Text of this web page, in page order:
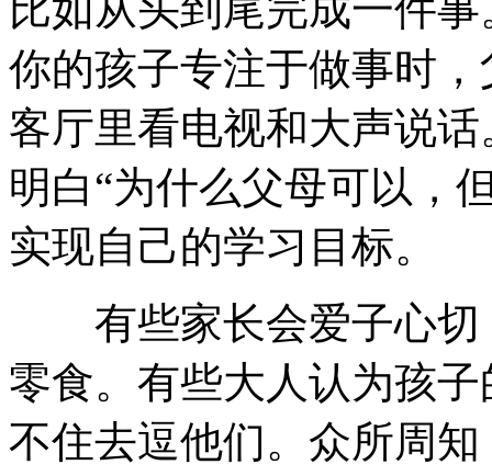
比如从头到尾完成一件
你的孩子专注于做事时
客厅里看电视和大声说
明白“为什么父母可以，
实现自己的学习目标。
有些家长会爱子心切
零食。有些大人认为孩
不住去逗他们。众所周